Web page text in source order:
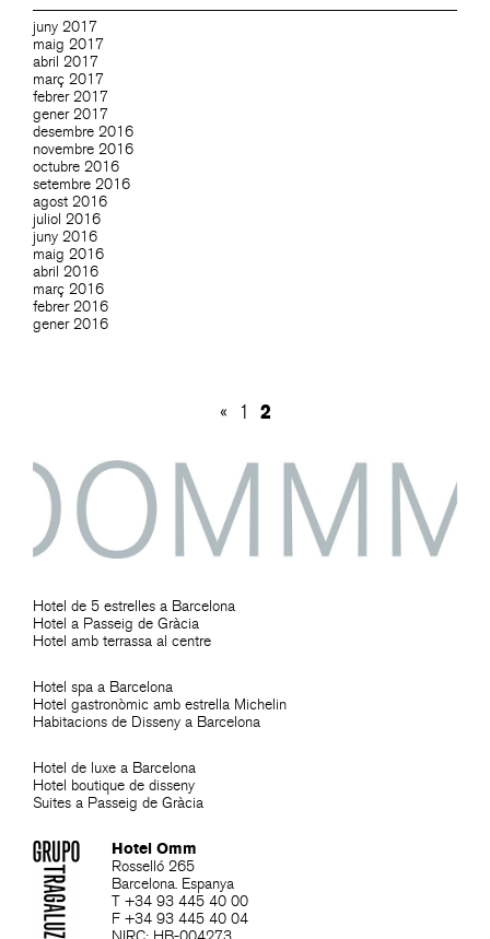
juny 2017
maig 2017
abril 2017
març 2017
febrer 2017
gener 2017
desembre 2016
novembre 2016
octubre 2016
setembre 2016
agost 2016
juliol 2016
juny 2016
maig 2016
abril 2016
març 2016
febrer 2016
gener 2016
« 1 2
Hotel de 5 estrelles a Barcelona
Hotel a Passeig de Gràcia
Hotel amb terrassa al centre
Hotel spa a Barcelona
Hotel gastronòmic amb estrella Michelin
Habitacions de Disseny a Barcelona
Hotel de luxe a Barcelona
Hotel boutique de disseny
Suites a Passeig de Gràcia
Hotel Omm
Rosselló 265
Barcelona. Espanya
T +34 93 445 40 00
F +34 93 445 40 04